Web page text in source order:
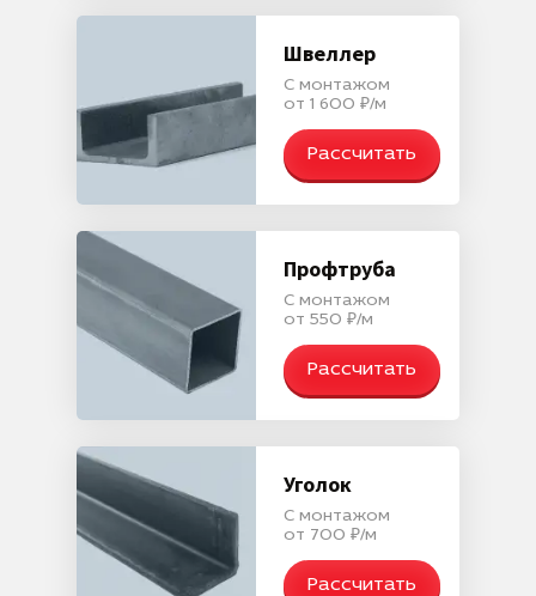
Швеллер
С монтажом
от 1 600 ₽/м
Рассчитать
Профтруба
С монтажом
от 550 ₽/м
Рассчитать
Уголок
С монтажом
от 700 ₽/м
Рассчитать